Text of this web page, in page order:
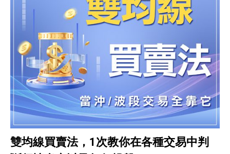
雙均線買賣法，1次教你在各種交易中判